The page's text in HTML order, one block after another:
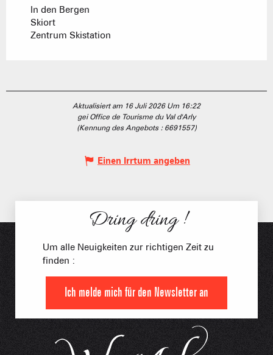
In den Bergen
Skiort
Zentrum Skistation
Aktualisiert am 16 Juli 2026 Um 16:22
gei Office de Tourisme du Val d'Arly
(Kennung des Angebots : 6691557)
Einen Irrtum angeben
Dring dring !
Um alle Neuigkeiten zur richtigen Zeit zu
finden :
Ich melde mich für den Newsletter an